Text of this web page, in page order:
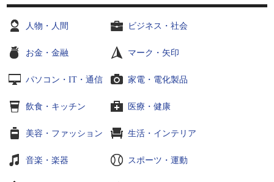
人物・人間 ビジネス・社会
お金・金融 マーク・矢印
パソコン・IT・通信 家電・電化製品
飲食・キッチン 医療・健康
美容・ファッション 生活・インテリア
音楽・楽器 スポーツ・運動